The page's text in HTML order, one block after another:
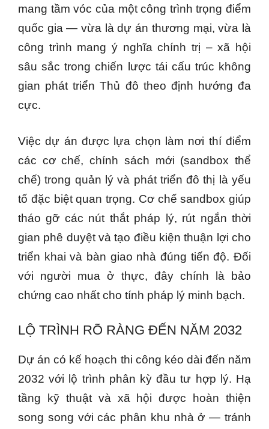
mang tầm vóc của một công trình trọng điểm
quốc gia — vừa là dự án thương mại, vừa là
công trình mang ý nghĩa chính trị – xã hội
sâu sắc trong chiến lược tái cấu trúc không
gian phát triển Thủ đô theo định hướng đa
cực.
Việc dự án được lựa chọn làm nơi thí điểm
các cơ chế, chính sách mới (sandbox thể
chế) trong quản lý và phát triển đô thị là yếu
tố đặc biệt quan trọng. Cơ chế sandbox giúp
tháo gỡ các nút thắt pháp lý, rút ngắn thời
gian phê duyệt và tạo điều kiện thuận lợi cho
triển khai và bàn giao nhà đúng tiến độ. Đối
với người mua ở thực, đây chính là bảo
chứng cao nhất cho tính pháp lý minh bạch.
LỘ TRÌNH RÕ RÀNG ĐẾN NĂM 2032
Dự án có kế hoạch thi công kéo dài đến năm
2032 với lộ trình phân kỳ đầu tư hợp lý. Hạ
tầng kỹ thuật và xã hội được hoàn thiện
song song với các phân khu nhà ở — tránh